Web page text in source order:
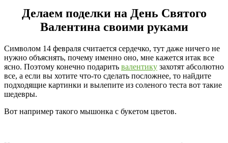
Делаем поделки на День Святого
Валентина своими руками
Символом 14 февраля считается сердечко, тут даже ничего не
нужно объяснять, почему именно оно, мне кажется итак все
ясно. Поэтому конечно подарить валентику захотят абсолютно
все, а если вы хотите что-то сделать посложнее, то найдите
подходящие картинки и вылепите из соленого теста вот такие
шедевры.
Вот например такого мышонка с букетом цветов.